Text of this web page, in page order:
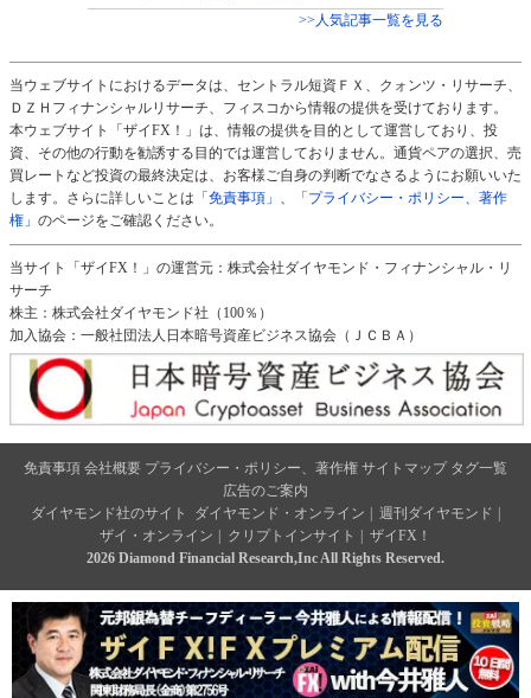
>>人気記事一覧を見る
当ウェブサイトにおけるデータは、セントラル短資ＦＸ、クォンツ・リサーチ、
ＤＺＨフィナンシャルリサーチ、フィスコから情報の提供を受けております。
本ウェブサイト「ザイFX！」は、情報の提供を目的として運営しており、投
資、その他の行動を勧誘する目的では運営しておりません。通貨ペアの選択、売
買レートなど投資の最終決定は、お客様ご自身の判断でなさるようにお願いいた
します。さらに詳しいことは 「免責事項」
「プライバシー・ポリシー、著作
権」 のページをご確認ください。
当サイト「ザイFX！」の運営元：株式会社ダイヤモンド・フィナンシャル・リ
サーチ
株主：株式会社ダイヤモンド社（100％）
加入協会：一般社団法人日本暗号資産ビジネス協会（ＪＣＢＡ）
免責事項 会社概要 プライバシー・ポリシー、著作権 サイトマップ タグ一覧
広告のご案内
ダイヤモンド社のサイト
ダイヤモンド・オンライン 週刊ダイヤモンド
ザイ・オンライン
クリプトインサイト
ザイFX！
2026 Diamond Financial Research,Inc All Rights Reserved.